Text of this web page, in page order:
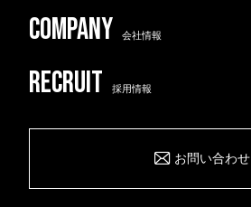
会社情報
採用情報
お問い合わせ